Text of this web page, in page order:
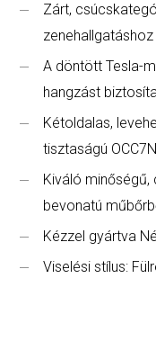
Zárt,
A döntött Tesla-
hangzást
Kétoldalas,
tisztaságú
Kiváló minőségű,
bevonatú
Kézzel gyártva
Viselési stílus: